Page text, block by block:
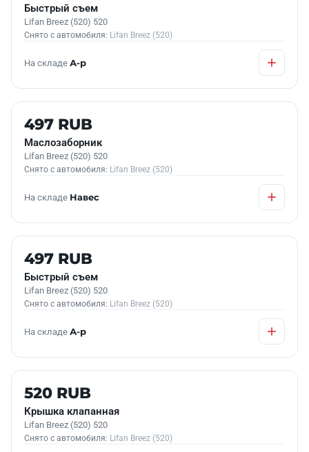
Быстрый съем
Lifan Breez (520) 520
Снято с автомобиля: Lifan Breez (520)
На складе А-р
Б/У В НАЛИЧИИ
497 RUB
Маслозаборник
Lifan Breez (520) 520
Снято с автомобиля: Lifan Breez (520)
На складе Навес
Б/У В НАЛИЧИИ
497 RUB
Быстрый съем
Lifan Breez (520) 520
Снято с автомобиля: Lifan Breez (520)
На складе А-р
Б/У В НАЛИЧИИ
520 RUB
Крышка клапанная
Lifan Breez (520) 520
Снято с автомобиля: Lifan Breez (520)